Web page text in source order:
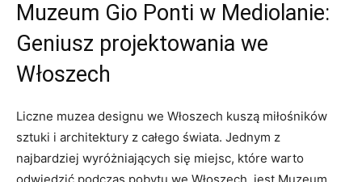
Muzeum Gio Ponti w ‍Mediolanie:⁤
Geniusz projektowania we
Włoszech
Liczne ‍muzea designu we Włoszech‌ kuszą ⁤miłośników
sztuki i architektury z całego świata. ‌Jednym z
najbardziej wyróżniających się miejsc, które warto